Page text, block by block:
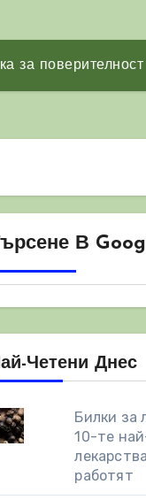
за поверителност
В
Четени Днес
Билки за
10-те
работят